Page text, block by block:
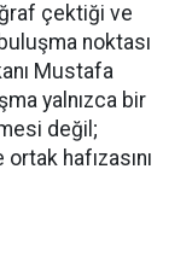
çektiği ve
noktası
Mustafa
yalnızca bir
değil;
hafızasını